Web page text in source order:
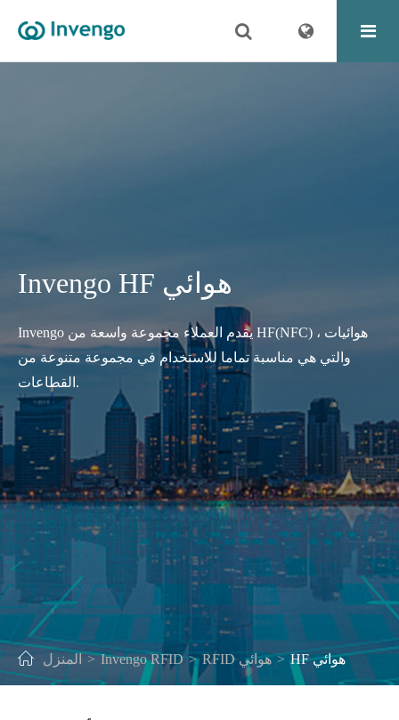
Invengo HF هوائي
Invengo يقدم العملاء مجموعة واسعة من HF(NFC) هوائيات ،
والتي هي مناسبة تماما للاستخدام في مجموعة متنوعة من
القطاعات.
المنزل Invengo RFID RFID هوائي HF هوائي